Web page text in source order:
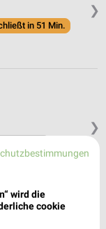
❯
in 51 Min.
❯
wird die
cookie